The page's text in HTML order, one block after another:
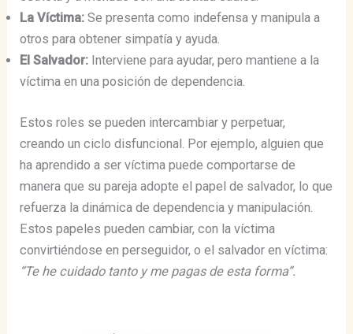
La Víctima: Se presenta como indefensa y manipula a
otros para obtener simpatía y ayuda.
El Salvador: Interviene para ayudar, pero mantiene a la
víctima en una posición de dependencia.
Estos roles se pueden intercambiar y perpetuar,
creando un ciclo disfuncional. Por ejemplo, alguien que
ha aprendido a ser víctima puede comportarse de
manera que su pareja adopte el papel de salvador, lo que
refuerza la dinámica de dependencia y manipulación.
Estos papeles pueden cambiar, con la víctima
convirtiéndose en perseguidor, o el salvador en víctima:
“Te he cuidado tanto y me pagas de esta forma”.